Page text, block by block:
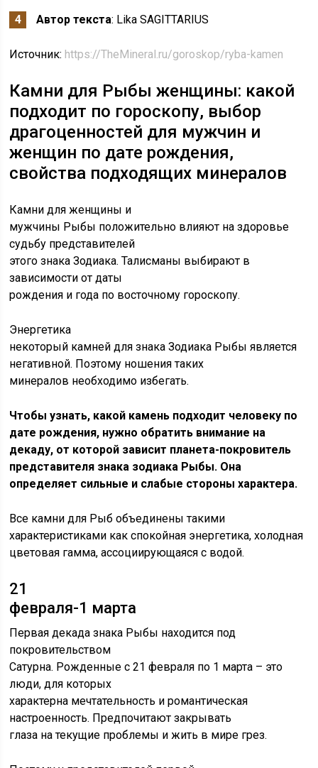
Автор текста: Lika SAGITTARIUS
Источник: https://TheMineral.ru/goroskop/ryba-kamen
Камни для Рыбы женщины: какой
подходит по гороскопу, выбор
драгоценностей для мужчин и
женщин по дате рождения,
свойства подходящих минералов
Камни для женщины и
мужчины Рыбы положительно влияют на здоровье
судьбу представителей
этого знака Зодиака. Талисманы выбирают в
зависимости от даты
рождения и года по восточному гороскопу.
Энергетика
некоторый камней для знака Зодиака Рыбы является
негативной. Поэтому ношения таких
минералов необходимо избегать.
Чтобы узнать, какой камень подходит человеку по
дате рождения, нужно обратить внимание на
декаду, от которой зависит планета-покровитель
представителя знака зодиака Рыбы. Она
определяет сильные и слабые стороны характера.
Все камни для Рыб объединены такими
характеристиками как спокойная энергетика, холодная
цветовая гамма, ассоциирующаяся с водой.
21
февраля-1 марта
Первая декада знака Рыбы находится под
покровительством
Сатурна. Рожденные с 21 февраля по 1 марта – это
люди, для которых
характерна мечтательность и романтическая
настроенность. Предпочитают закрывать
глаза на текущие проблемы и жить в мире грез.